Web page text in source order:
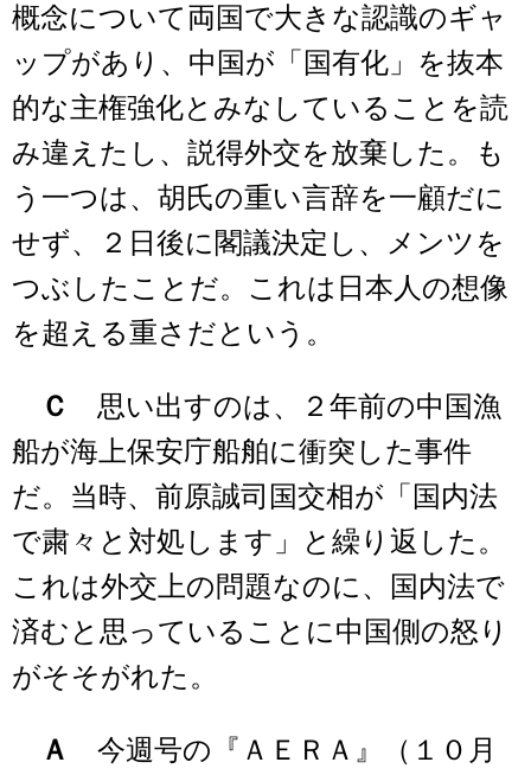
概念について両国で大きな認識のギャ
ップがあり、中国が「国有化」を抜本
的な主権強化とみなしていることを読
み違えたし、説得外交を放棄した。も
う一つは、胡氏の重い言辞を一顧だに
せず、２日後に閣議決定し、メンツを
つぶしたことだ。これは日本人の想像
を超える重さだという。
Ｃ
思い出すのは、２年前の中国漁
船が海上保安庁船舶に衝突した事件
だ。当時、前原誠司国交相が「国内法
で粛々と対処します」と繰り返した。
これは外交上の問題なのに、国内法で
済むと思っていることに中国側の怒り
がそそがれた。
Ａ
今週号の『ＡＥＲＡ』（１０月